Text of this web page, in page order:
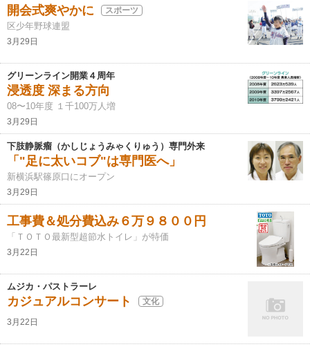
開会式爽やかに スポーツ
区少年野球連盟
3月29日
グリーンライン開業４周年
浸透度 深まる方向
08〜10年度 １千100万人増
3月29日
下肢静脈瘤（かしじょうみゃくりゅう）専門外来
「"足に太いコブ"は専門医へ」
新横浜駅篠原口にオープン
3月29日
工事費＆処分費込み６万９８００円
「ＴＯＴＯ最新型超節水トイレ」が特価
3月22日
ムジカ・パストラーレ
カジュアルコンサート 文化
3月22日